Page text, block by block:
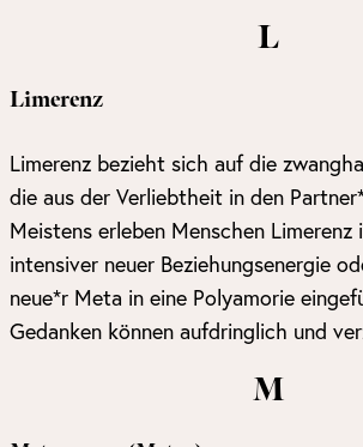
L
Limerenz
Limerenz bezieht sich auf die
die aus der Verliebtheit in den
Meistens erleben Menschen
intensiver neuer Beziehungsenergie
neue*r Meta in eine Polyamorie
Gedanken können aufdringlich und
M